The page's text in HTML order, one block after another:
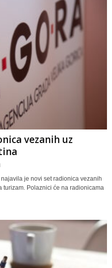
vezanih uz
je novi set radionica vezanih
turizam. Polaznici će na radionicama